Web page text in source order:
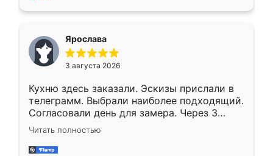
Ярослава
3 августа 2026
Кухню здесь заказали. Эскизы прислали в
телеграмм. Выбрали наиболее подходящий.
Согласовали день для замера. Через 3
недели кухня была уже готова. Остались
довольны работой. Спасибо Ренессанс
мебель за качественную работу!
Читать полностью